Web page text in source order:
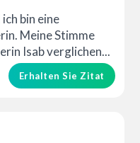
bin eine
Meine Stimme
Isab verglichen...
Erhalten Sie Zitat